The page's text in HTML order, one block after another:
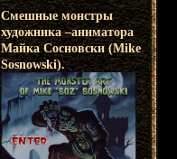
Смешные монстры
художника –аниматора
Майка Сосновски (Mike
Sosnowski).